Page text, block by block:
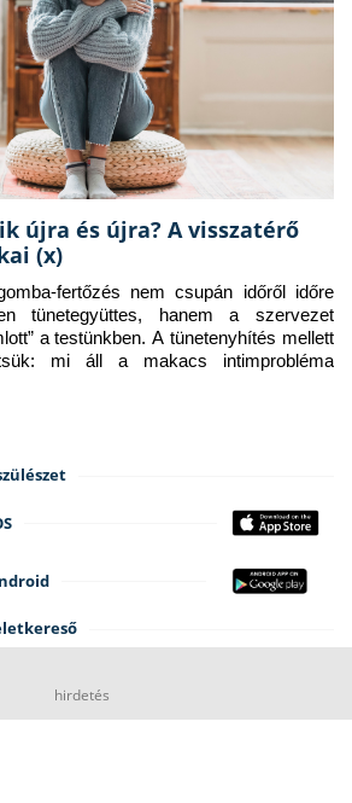
újra és újra? A visszatérő
(x)
fertőzés nem csupán időről időre
tünetegyüttes, hanem a szervezet
a testünkben. A tünetenyhítés mellett
mi áll a makacs intimprobléma
hirdetés